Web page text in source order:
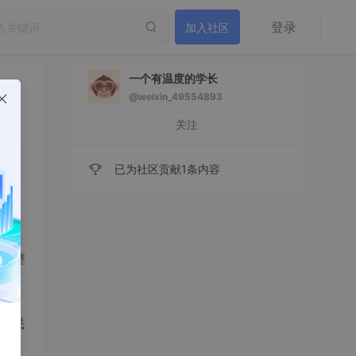
加入社区 登录
，
整
民
一个有温度的学长
@weixin_49554893
关注
已为社区贡献1条内容